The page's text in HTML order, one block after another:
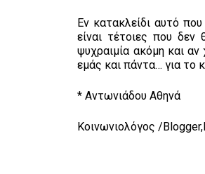
Εν κατακλείδι αυτό
είναι τέτοιες που
ψυχραιμία ακόμη και
εμάς και πάντα… για το
* Αντωνιάδου Αθηνά
Κοινωνιολόγος /